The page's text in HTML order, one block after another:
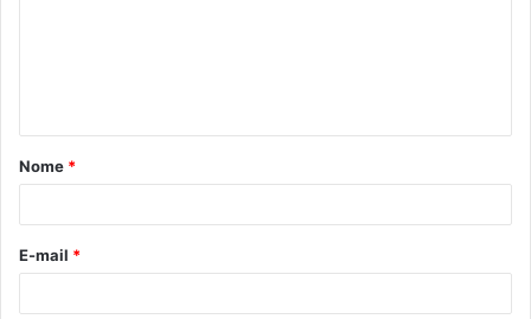
á
r
*
Nome *
E-mail *